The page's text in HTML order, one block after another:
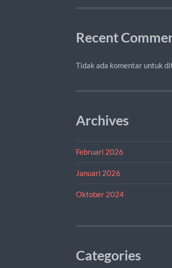
Recent
Tidak ada komentar untuk
Archives
Februari 2026
Januari 2026
Oktober 2024
Categories